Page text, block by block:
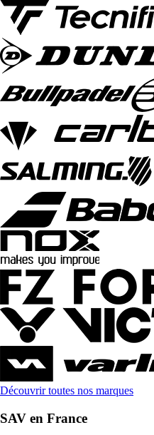
Découvrir toutes nos marques
SAV en France